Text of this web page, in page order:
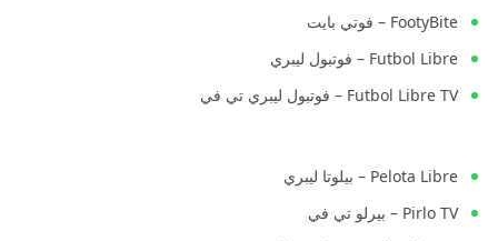
FootyBite – فوتي بايت
Futbol Libre – فوتبول ليبري
Futbol Libre TV – فوتبول ليبري تي في
Pelota Libre – بيلوتا ليبري
Pirlo TV – بيرلو تي في